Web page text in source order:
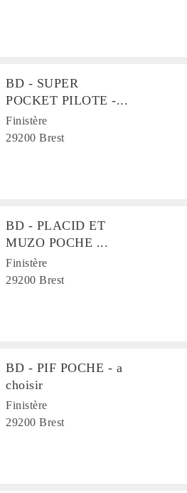
BD - SUPER
POCKET PILOTE -...
Finistère
29200 Brest
BD - PLACID ET
MUZO POCHE ...
Finistère
29200 Brest
BD - PIF POCHE - a
choisir
Finistère
29200 Brest